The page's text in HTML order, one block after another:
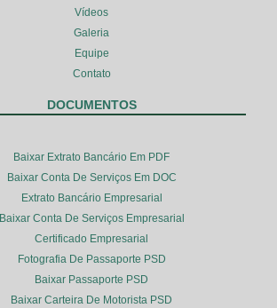
Vídeos
Galeria
Equipe
Contato
DOCUMENTOS
Baixar Extrato Bancário Em PDF
Baixar Conta De Serviços Em DOC
Extrato Bancário Empresarial
Baixar Conta De Serviços Empresarial
Certificado Empresarial
Fotografia De Passaporte PSD
Baixar Passaporte PSD
Baixar Carteira De Motorista PSD